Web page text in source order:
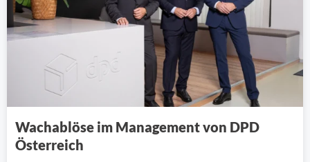
Wachablöse im Management von DPD
Österreich